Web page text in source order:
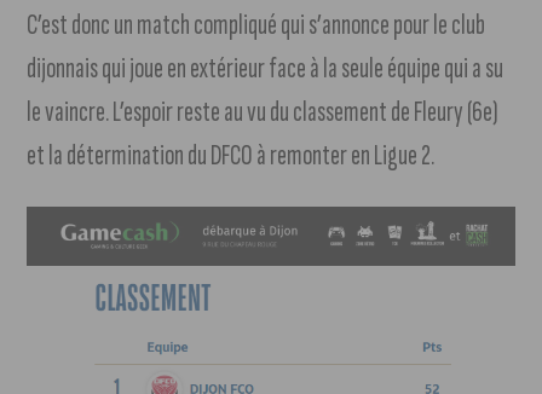
C’est donc un match compliqué qui s’annonce pour le club
dijonnais qui joue en extérieur face à la seule équipe qui a su
le vaincre. L’espoir reste au vu du classement de Fleury (6e)
et la détermination du DFCO à remonter en Ligue 2.